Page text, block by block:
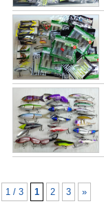
1 / 3 1 2 3 »